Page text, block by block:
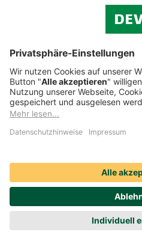
Reisegepäckversicherung
über Ihre Rechte auf Reisen auf –
Mehr erfahren
Ihr Draht zu uns
Gebührenfrei aus dem
Beratung finden
Chat
Jetzt finden, was Sie suchen